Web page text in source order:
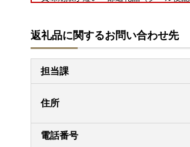
・島根県（松江市、安来市のみ対象）
愛媛県、高知県
■書類の送付について■
します。
※お申し込み状況により前後する場合
■寄附金税額控除に係る申告特例申請
返礼品に関するお問い合わせ先
担当課
住所
電話番号